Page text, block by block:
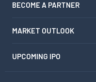
BECOME A PARTNER
MARKET OUTLOOK
UPCOMING IPO